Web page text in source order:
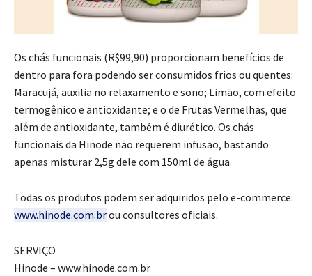
Os chás funcionais (R$99,90) proporcionam benefícios de
dentro para fora podendo ser consumidos frios ou quentes:
Maracujá, auxilia no relaxamento e sono; Limão, com efeito
termogênico e antioxidante; e o de Frutas Vermelhas, que
além de antioxidante, também é diurético. Os chás
funcionais da Hinode não requerem infusão, bastando
apenas misturar 2,5g dele com 150ml de água.
Todas os produtos podem ser adquiridos pelo e-commerce:
www.hinode.com.brou consultores oficiais.
SERVIÇO
Hinode – www.hinode.com.br